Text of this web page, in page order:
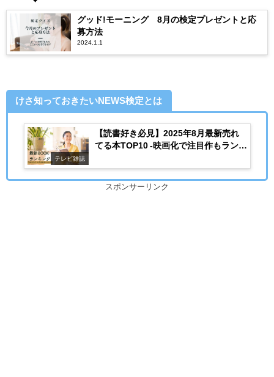
グッド!モーニング 8月の検定プレゼントと応
募方法
2024.1.1
けさ知っておきたいNEWS検定とは
テレビ雑誌
【読書好き必見】2025年8月最新売れ
てる本TOP10 -映画化で注目作もランク
スポンサーリンク